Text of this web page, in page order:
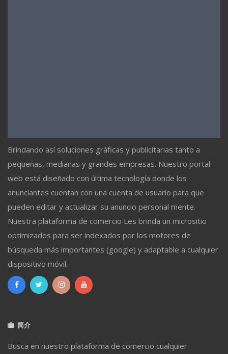
Brindando así soluciones gráficas y publicitarias tanto a
pequeñas, medianas y grandes empresas. Nuestro portal
web está diseñado con última tecnología donde los
anunciantes cuentan con una cuenta de usuario para que
pueden editar y actualizar su anuncio personal mente.
Nuestra plataforma de comercio Les brinda un micrositio
optimizados para ser indexados por los motores de
búsqueda más importantes (google) y adaptable a cualquier
dispositivo móvil.
简介
Busca en nuestro plataforma de comercio cualquier